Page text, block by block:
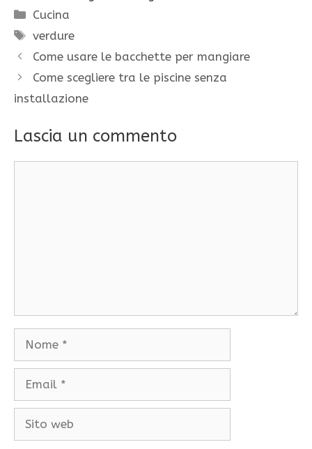
Categorie
Cucina
Tag
verdure
Come usare le bacchette per mangiare
Come scegliere tra le piscine senza
installazione
Lascia un commento
Nome
Email
Sito